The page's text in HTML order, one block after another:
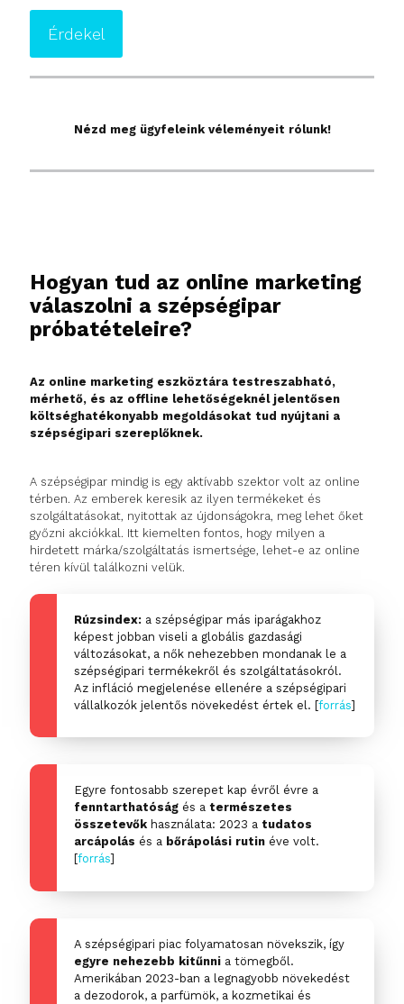
Érdekel
Nézd meg ügyfeleink véleményeit rólunk!
Hogyan tud az online marketing
válaszolni a szépségipar
próbatételeire?
Az online marketing eszköztára testreszabható,
mérhető, és az offline lehetőségeknél jelentősen
költséghatékonyabb megoldásokat tud nyújtani a
szépségipari szereplőknek.
A szépségipar mindig is egy aktívabb szektor volt az online
térben. Az emberek keresik az ilyen termékeket és
szolgáltatásokat, nyitottak az újdonságokra, meg lehet őket
győzni akciókkal. Itt kiemelten fontos, hogy milyen a
hirdetett márka/szolgáltatás ismertsége, lehet-e az online
téren kívül találkozni velük.
Rúzsindex: a szépségipar más iparágakhoz
képest jobban viseli a globális gazdasági
változásokat, a nők nehezebben mondanak le a
szépségipari termékekről és szolgáltatásokról.
Az infláció megjelenése ellenére a szépségipari
vállalkozók jelentős növekedést értek el.[forrás]
Egyre fontosabb szerepet kap évről évre a
fenntarthatóság és atermészetes
összetevők használata: 2023 atudatos
arcápolás és a bőrápolási rutin éve volt.
[forrás]
A szépségipari piac folyamatosan növekszik, így
egyre nehezebb kitűnni a tömegből.
Amerikában 2023-ban a legnagyobb növekedést
a dezodorok, a parfümök, a kozmetikai és